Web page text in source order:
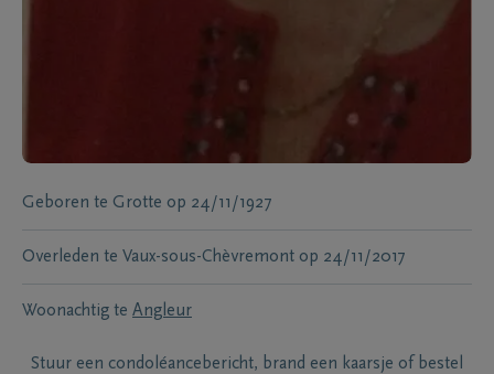
Geboren te Grotte op 24/11/1927
Overleden te Vaux-sous-Chèvremont op 24/11/2017
Woonachtig te Angleur
Stuur een condoléancebericht, brand een kaarsje of bestel